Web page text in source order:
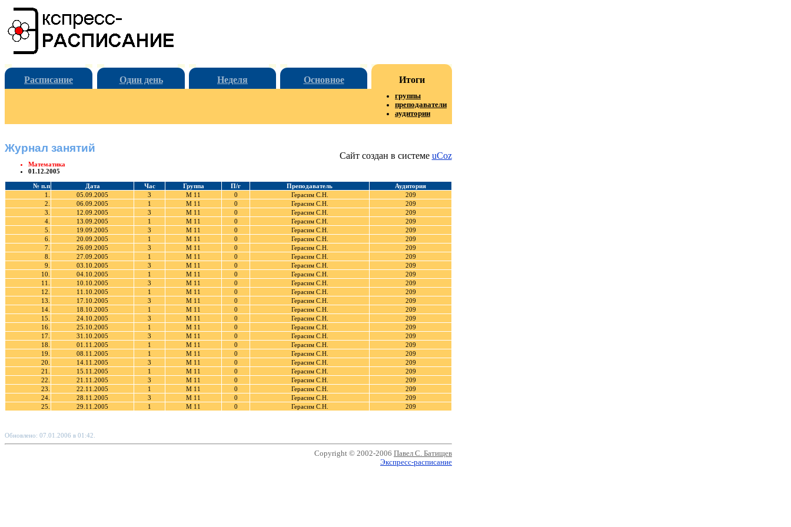
Расписание Один день Неделя Основное Итоги
группы
преподаватели
аудитории
Журнал занятий
Математика
01.12.2005
№ п.п Дата Час Группа П/г Преподаватель
Аудитория
1.
05.09.2005 3 М 11 0 Герасим С.Н.
209
2.
06.09.2005 1 М 11 0 Герасим С.Н.
209
3.
12.09.2005 3 М 11 0 Герасим С.Н.
209
4.
13.09.2005 1 М 11 0 Герасим С.Н.
209
5.
19.09.2005 3 М 11 0 Герасим С.Н.
209
6.
20.09.2005 1 М 11 0 Герасим С.Н.
209
7.
26.09.2005 3 М 11 0 Герасим С.Н.
209
8.
27.09.2005 1 М 11 0 Герасим С.Н.
209
9.
03.10.2005 3 М 11 0 Герасим С.Н.
209
10.
04.10.2005 1 М 11 0 Герасим С.Н.
209
11.
10.10.2005 3 М 11 0 Герасим С.Н.
209
12.
11.10.2005 1 М 11 0 Герасим С.Н.
209
13.
17.10.2005 3 М 11 0 Герасим С.Н.
209
14.
18.10.2005 1 М 11 0 Герасим С.Н.
209
15.
24.10.2005 3 М 11 0 Герасим С.Н.
209
16.
25.10.2005 1 М 11 0 Герасим С.Н.
209
17.
31.10.2005 3 М 11 0 Герасим С.Н.
209
18.
01.11.2005 1 М 11 0 Герасим С.Н.
209
19.
08.11.2005 1 М 11 0 Герасим С.Н.
209
20.
14.11.2005 3 М 11 0 Герасим С.Н.
209
21.
15.11.2005 1 М 11 0 Герасим С.Н.
209
22.
21.11.2005 3 М 11 0 Герасим С.Н.
209
23.
22.11.2005 1 М 11 0 Герасим С.Н.
209
24.
28.11.2005 3 М 11 0 Герасим С.Н.
209
25.
29.11.2005 1 М 11 0 Герасим С.Н. 209
Обновлено: 07.01.2006 в 01:42.
Copyright © 2002-2006 Павел С. Батищев
Экспресс-расписание
Сайт создан в системе uCoz